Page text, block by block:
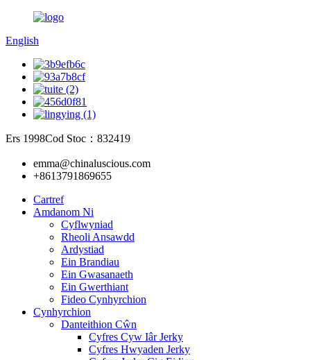
English
Ers 1998Cod Stoc：832419
emma@chinaluscious.com
+8613791869655
Cartref
Amdanom Ni
Cyflwyniad
Rheoli Ansawdd
Ardystiad
Ein Brandiau
Ein Gwasanaeth
Ein Gwerthiant
Fideo Cynhyrchion
Cynhyrchion
Danteithion Cŵn
Cyfres Cyw Iâr Jerky
Cyfres Hwyaden Jerky